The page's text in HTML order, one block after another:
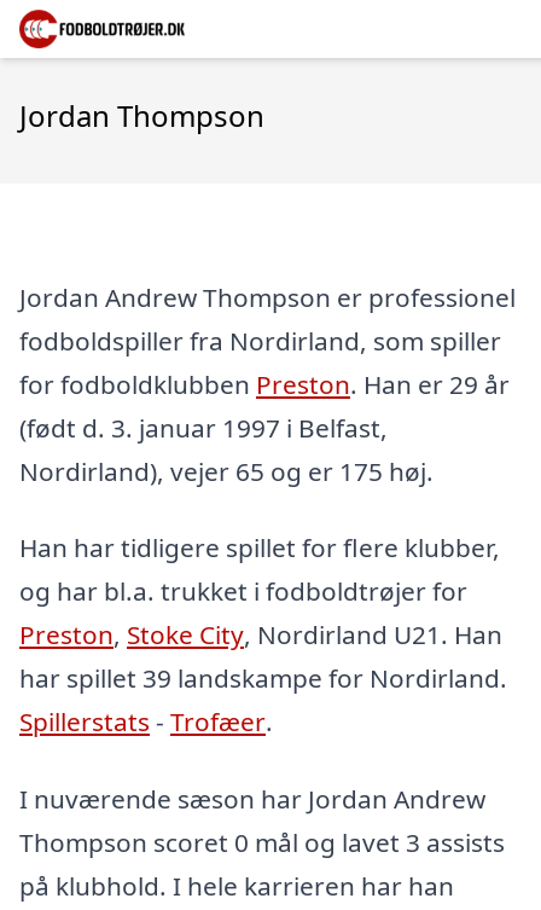
Jordan Thompson
Jordan Andrew Thompson er professionel
fodboldspiller fra Nordirland, som spiller
for fodboldklubben Preston. Han er 29 år
(født d. 3. januar 1997 i Belfast,
Nordirland), vejer 65 og er 175 høj.
Han har tidligere spillet for flere klubber,
og har bl.a. trukket i fodboldtrøjer for
Preston, Stoke City, Nordirland U21. Han
har spillet 39 landskampe for Nordirland.
Spillerstats - Trofæer.
I nuværende sæson har Jordan Andrew
Thompson scoret 0 mål og lavet 3 assists
på klubhold. I hele karrieren har han